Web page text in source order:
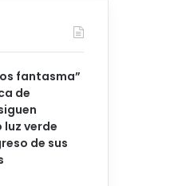
fantasma”
de
verde
de sus